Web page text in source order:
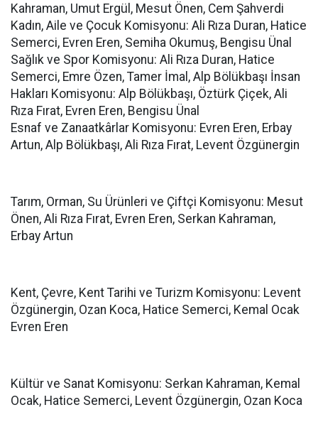
Kahraman, Umut Ergül, Mesut Önen, Cem Şahverdi
Kadın, Aile ve Çocuk Komisyonu: Ali Rıza Duran, Hatice
Semerci, Evren Eren, Semiha Okumuş, Bengisu Ünal
Sağlık ve Spor Komisyonu: Ali Rıza Duran, Hatice
Semerci, Emre Özen, Tamer İmal, Alp Bölükbaşı İnsan
Hakları Komisyonu: Alp Bölükbaşı, Öztürk Çiçek, Ali
Rıza Fırat, Evren Eren, Bengisu Ünal
Esnaf ve Zanaatkârlar Komisyonu: Evren Eren, Erbay
Artun, Alp Bölükbaşı, Ali Rıza Fırat, Levent Özgünergin
Tarım, Orman, Su Ürünleri ve Çiftçi Komisyonu: Mesut
Önen, Ali Rıza Fırat, Evren Eren, Serkan Kahraman,
Erbay Artun
Kent, Çevre, Kent Tarihi ve Turizm Komisyonu: Levent
Özgünergin, Ozan Koca, Hatice Semerci, Kemal Ocak
Evren Eren
Kültür ve Sanat Komisyonu: Serkan Kahraman, Kemal
Ocak, Hatice Semerci, Levent Özgünergin, Ozan Koca